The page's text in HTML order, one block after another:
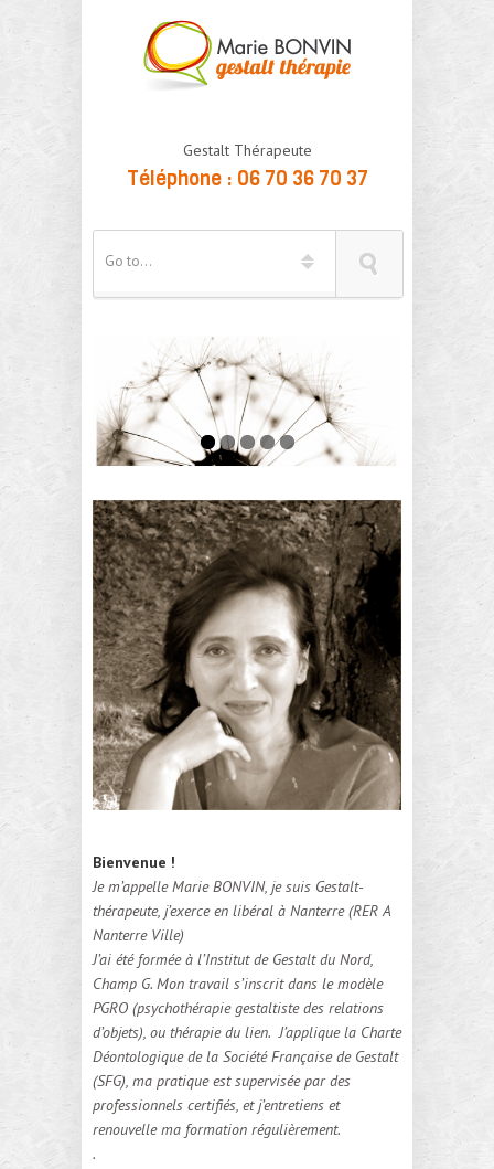
Gestalt Thérapeute
Téléphone : 06 70 36 70 37
Bienvenue !
Je m’appelle Marie BONVIN, je suis Gestalt-
thérapeute, j’exerce en libéral à Nanterre (RER A
Nanterre Ville)
J’ai été formée à l’Institut de Gestalt du Nord,
Champ G. Mon travail s’inscrit dans le modèle
PGRO (psychothérapie gestaltiste des relations
d’objets), ou thérapie du lien. J’applique la Charte
Déontologique de la Société Française de Gestalt
(SFG), ma pratique est supervisée par des
professionnels certifiés, et j’entretiens et
renouvelle ma formation régulièrement.
.